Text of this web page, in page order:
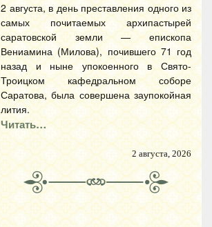
2 августа, в день преставления одного из
самых почитаемых архипастырей
саратовской земли — епископа
Вениамина (Милова), почившего 71 год
назад и ныне упокоенного в Свято-
Троицком кафедральном соборе
Саратова, была совершена заупокойная
лития.
Читать…
2 августа, 2026